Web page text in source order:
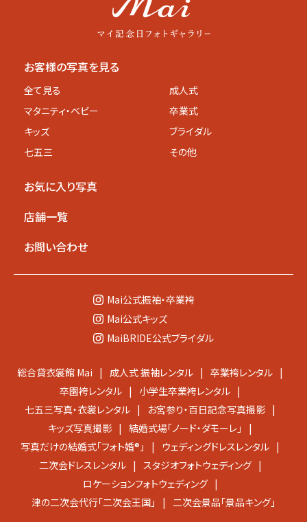
お客様の写真を見る
全て見る
マタニティ・ベビー
キッズ
七五三
成人式
卒業式
ブライダル
その他
お気に入り写真
店舗一覧
お問い合わせ
Mai公式振袖・卒業袴
Mai公式キッズ
MaiBRIDE公式ブライダル
総合貸衣裳館 Mai 成人式 振袖レンタル
卒業袴レンタル
卒園袴レンタル
小学生卒業袴レンタル
七五三写真・衣裳レンタル
お宮参り・百日記念写真撮影
キッズ写真撮影
結婚式場「ノード・ダモーレ」
写真だけの結婚式「フォト婚®」
ウェディングドレスレンタル
二次会ドレスレンタル
スタジオフォトウェディング
ロケーションフォトウェディング
津の二次会代行「二次会王国」
二次会景品「景品キング」